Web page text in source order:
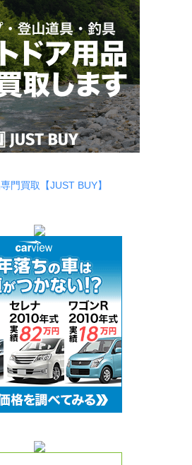
門買取【JUST BUY】